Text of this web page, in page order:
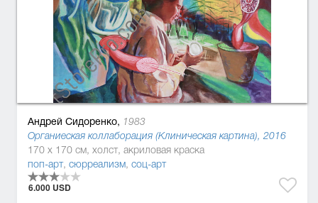
Андрей Сидоренко, 1983
Органиеская коллаборация (Клиническая картина), 2016
170 x 170 см, холст, акриловая краска
поп-арт, сюрреализм, соц-арт
6.000 USD